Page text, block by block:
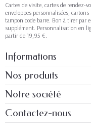
Cartes de visite, cartes de rendez-
enveloppes personnalisées,
tampon code barre. Bon à tirer
supplément. Personnalisation en
partir de 19,95 €.
Informations
Nos produits
Notre société
Contactez-nous